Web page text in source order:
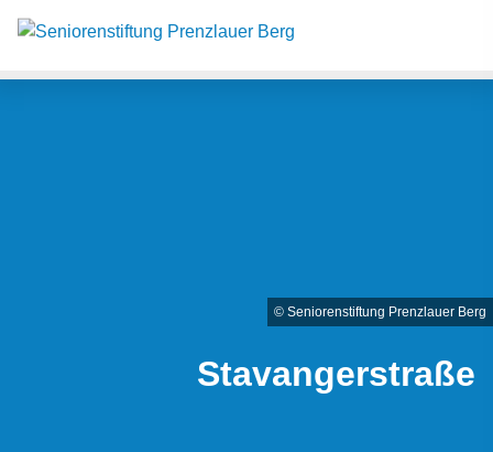
Stavangerstraße
© Seniorenstiftung Prenzlauer Berg